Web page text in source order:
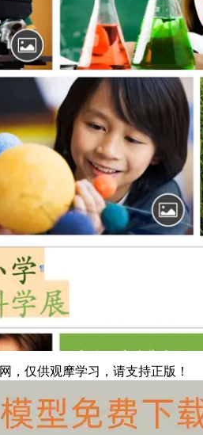
，仅供观摩学习，请支持正版！